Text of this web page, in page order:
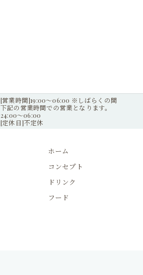
[営業時間]19:00〜06:00 ※しばらくの間
下記の営業時間での営業となります。
24:00〜06:00
[定休日]不定休
ホーム
コンセプト
ドリンク
フード